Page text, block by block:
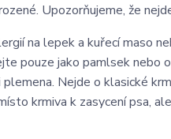
Upozorňujeme, že
na lepek a kuřecí maso
pouze jako pamlsek nebo
Nejde o klasické
krmiva k zasycení psa,